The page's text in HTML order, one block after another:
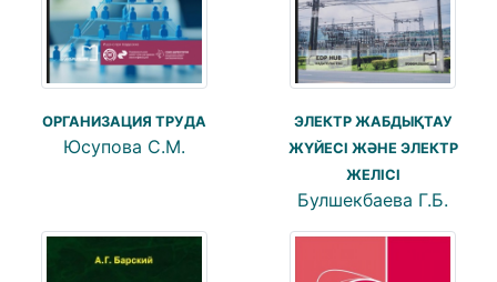
ОРГАНИЗАЦИЯ ТРУДА
Юсупова С.М.
ЭЛЕКТР ЖАБДЫҚТАУ
ЖҮЙЕСІ ЖӘНЕ ЭЛЕКТР
ЖЕЛІСІ
Булшекбаева Г.Б.